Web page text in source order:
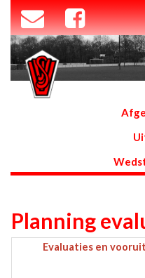
Planning
Evaluaties en